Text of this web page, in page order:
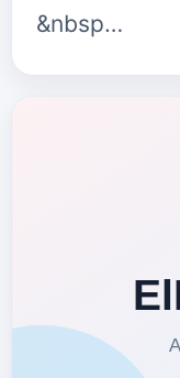
&nbsp…